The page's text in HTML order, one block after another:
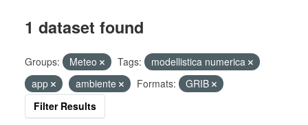
1 dataset found
Groups: Meteo Tags:
modellistica numerica
app
ambiente Formats:
GRIB
Filter Results